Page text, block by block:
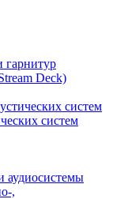
гарнитур
Deck)
систем
систем
аудиосистемы
,